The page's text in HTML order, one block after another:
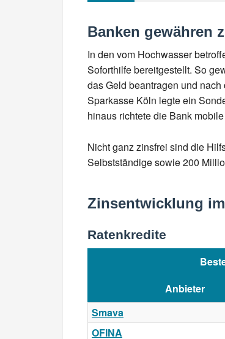
Banken gewähren
In den vom Hochwasser
Soforthilfe bereitgestellt. So
das Geld beantragen und
Sparkasse Köln legte ein
hinaus richtete die Bank
Nicht ganz zinsfrei sind die
Selbstständige sowie 200
Zinsentwicklung
Ratenkredite
Anbieter
Smava
OFINA